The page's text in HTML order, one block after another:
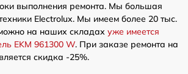
выполнения ремонта. Мы большая
Electrolux. Мы имеем более 20 тыс.
на наших складах уже имеется
EKM 961300 W. При заказе ремонта на
скидка -25%.